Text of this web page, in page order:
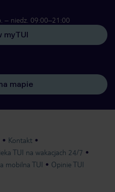
– niedz. 09:00–21:00
myTUI
mapie
Kontakt
TUI na wakacjach 24/7
mobilna TUI Opinie TUI